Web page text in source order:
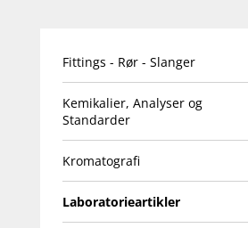
Fittings - Rør - Slanger
Kemikalier, Analyser og
Standarder
Kromatografi
Laboratorieartikler